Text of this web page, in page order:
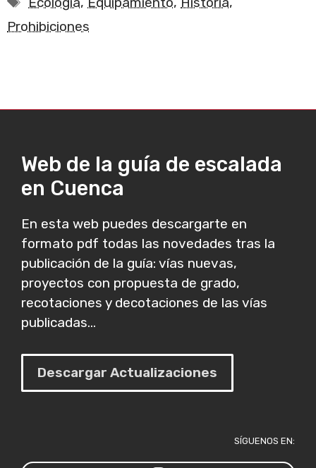
Prohibiciones
Web de la guía de escalada
en Cuenca
En esta web puedes descargarte en
formato pdf todas las novedades tras la
publicación de la guía: vías nuevas,
proyectos con propuesta de grado,
recotaciones y decotaciones de las vías
publicadas...
Descargar Actualizaciones
SÍGUENOS EN: